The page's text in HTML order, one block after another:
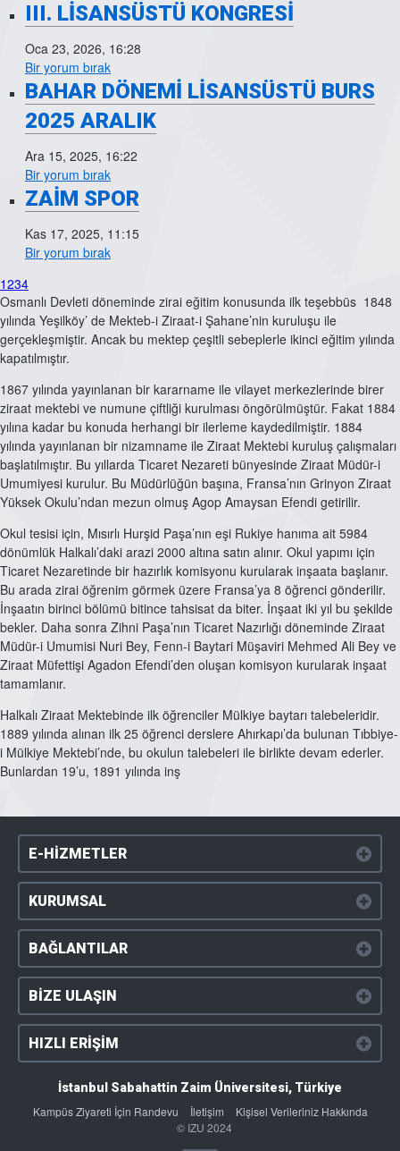
III. LİSANSÜSTÜ KONGRESİ
Oca 23, 2026, 16:28
Bir yorum bırak
BAHAR DÖNEMİ LİSANSÜSTÜ BURS
2025 ARALIK
Ara 15, 2025, 16:22
Bir yorum bırak
ZAİM SPOR
Kas 17, 2025, 11:15
Bir yorum bırak
1234
Osmanlı Devleti döneminde zirai eğitim konusunda ilk teşebbüs 1848
yılında Yeşilköy’ de Mekteb-i Ziraat-i Şahane’nin kuruluşu ile
gerçekleşmiştir. Ancak bu mektep çeşitli sebeplerle ikinci eğitim yılında
kapatılmıştır.
1867 yılında yayınlanan bir kararname ile vilayet merkezlerinde birer
ziraat mektebi ve numune çiftliği kurulması öngörülmüştür. Fakat 1884
yılına kadar bu konuda herhangi bir ilerleme kaydedilmiştir. 1884
yılında yayınlanan bir nizamname ile Ziraat Mektebi kuruluş çalışmaları
başlatılmıştır. Bu yıllarda Ticaret Nezareti bünyesinde Ziraat Müdür-i
Umumiyesi kurulur. Bu Müdürlüğün başına, Fransa’nın Grinyon Ziraat
Yüksek Okulu’ndan mezun olmuş Agop Amaysan Efendi getirilir.
Okul tesisi için, Mısırlı Hurşid Paşa’nın eşi Rukiye hanıma ait 5984
dönümlük Halkalı’daki arazi 2000 altına satın alınır. Okul yapımı için
Ticaret Nezaretinde bir hazırlık komisyonu kurularak inşaata başlanır.
Bu arada zirai öğrenim görmek üzere Fransa’ya 8 öğrenci gönderilir.
İnşaatın birinci bölümü bitince tahsisat da biter. İnşaat iki yıl bu şekilde
bekler. Daha sonra Zihni Paşa’nın Ticaret Nazırlığı döneminde Ziraat
Müdür-i Umumisi Nuri Bey, Fenn-i Baytari Müşaviri Mehmed Ali Bey ve
Ziraat Müfettişi Agadon Efendi’den oluşan komisyon kurularak inşaat
tamamlanır.
Halkalı Ziraat Mektebinde ilk öğrenciler Mülkiye baytarı talebeleridir.
1889 yılında alınan ilk 25 öğrenci derslere Ahırkapı’da bulunan Tıbbiye-
i Mülkiye Mektebi’nde, bu okulun talebeleri ile birlikte devam ederler.
Bunlardan 19’u, 1891 yılında inş
E-HİZMETLER
KURUMSAL
BAĞLANTILAR
BİZE ULAŞIN
HIZLI ERİŞİM
İstanbul Sabahattin Zaim Üniversitesi, Türkiye
Kampüs Ziyareti İçin Randevu İletişim
Kişisel Verileriniz Hakkında
© IZU 2024